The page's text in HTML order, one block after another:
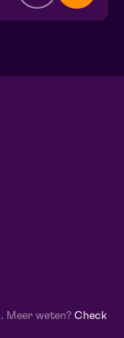
Meer weten? Check